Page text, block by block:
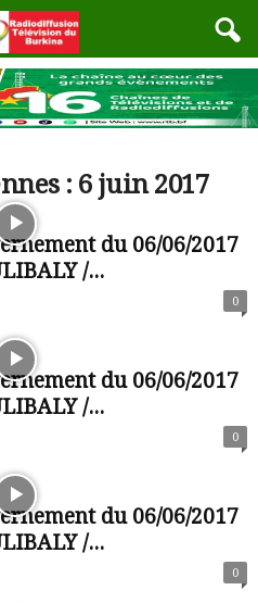
: 6 juin 2017
du 06/06/2017
/...
0
du 06/06/2017
/...
0
du 06/06/2017
/...
0